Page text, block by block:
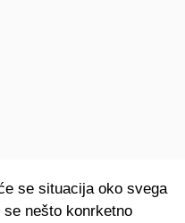
se situacija oko svega
nešto konrketno